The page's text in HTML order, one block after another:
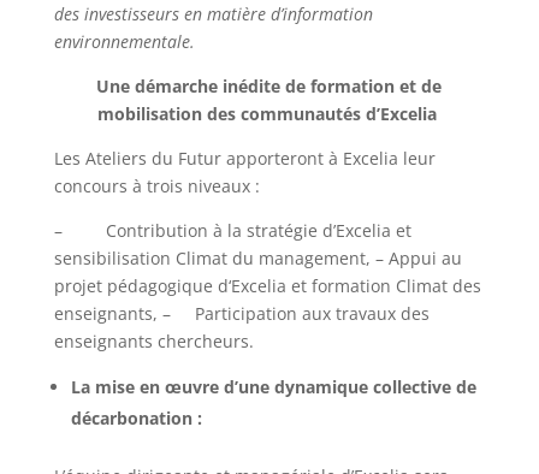
des investisseurs en matière d’information
environnementale.
Une démarche inédite de formation et de
mobilisation des communautés d’Excelia
Les Ateliers du Futur apporteront à Excelia leur
concours à trois niveaux :
– Contribution à la stratégie d’Excelia et
sensibilisation Climat du management, – Appui au
projet pédagogique d‘Excelia et formation Climat des
enseignants, – Participation aux travaux des
enseignants chercheurs.
La mise en œuvre d’une dynamique collective de
décarbonation :